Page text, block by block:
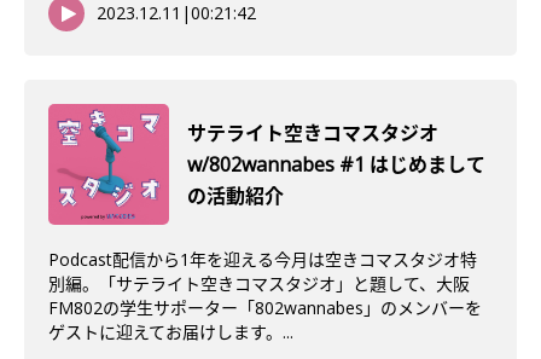
2023.12.11 |00:21:42
サテライト空きコマスタジオ
w/802wannabes #1 はじめまして
の活動紹介
Podcast配信から1年を迎える今月は空きコマスタジオ特
別編。「サテライト空きコマスタジオ」と題して、大阪
FM802の学生サポーター「802wannabes」のメンバーを
ゲストに迎えてお届けします。...